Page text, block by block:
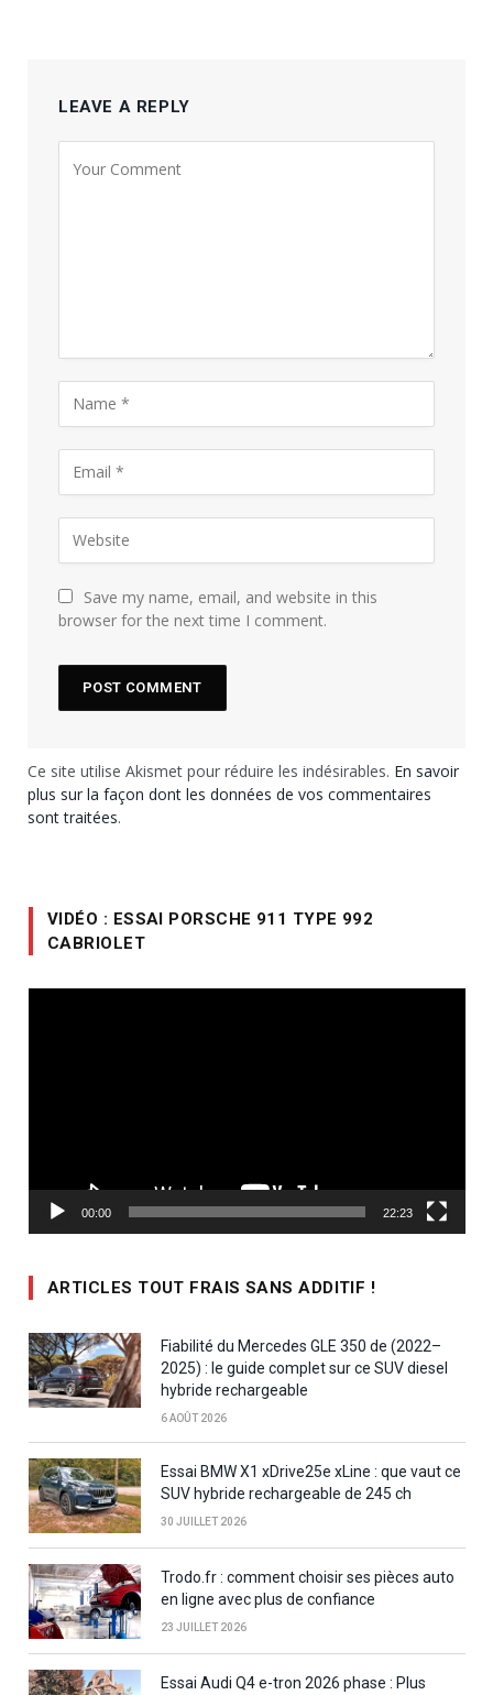
LEAVE A REPLY
Save my name, email, and website in this
browser for the next time I comment.
Ce site utilise Akismet pour réduire les indésirables. En savoir
plus sur la façon dont les données de vos commentaires
sont traitées.
VIDÉO : ESSAI PORSCHE 911 TYPE 992
CABRIOLET
00:00 22:23
ARTICLES TOUT FRAIS SANS ADDITIF !
Fiabilité du Mercedes GLE 350 de (2022–
2025) : le guide complet sur ce SUV diesel
hybride rechargeable
6 AOÛT 2026
Essai BMW X1 xDrive25e xLine : que vaut ce
SUV hybride rechargeable de 245 ch
30 JUILLET 2026
Trodo.fr : comment choisir ses pièces auto
en ligne avec plus de confiance
23 JUILLET 2026
Essai Audi Q4 e-tron 2026 phase : Plus